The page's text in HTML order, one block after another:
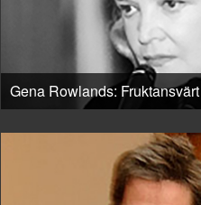
Gena Rowlands: